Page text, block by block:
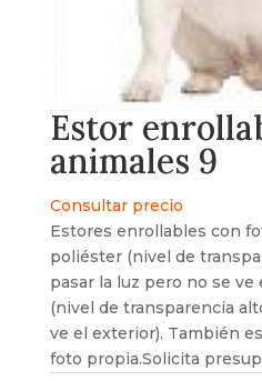
Estor
animales 9
Consultar precio
Estores enrollables con
poliéster (nivel de
pasar la luz pero no se
(nivel de transparencia
ve el exterior). También
foto propia.Solicita